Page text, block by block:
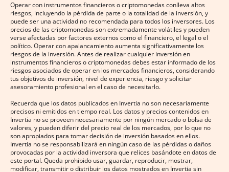
Operar con instrumentos financieros o criptomonedas conlleva altos
riesgos, incluyendo la pérdida de parte o la totalidad de la inversión, y
puede ser una actividad no recomendada para todos los inversores. Los
precios de las criptomonedas son extremadamente volátiles y pueden
verse afectadas por factores externos como el financiero, el legal o el
político. Operar con apalancamiento aumenta significativamente los
riesgos de la inversión. Antes de realizar cualquier inversión en
instrumentos financieros o criptomonedas debes estar informado de los
riesgos asociados de operar en los mercados financieros, considerando
tus objetivos de inversión, nivel de experiencia, riesgo y solicitar
asesoramiento profesional en el caso de necesitarlo.
Recuerda que los datos publicados en Invertia no son necesariamente
precisos ni emitidos en tiempo real. Los datos y precios contenidos en
Invertia no se proveen necesariamente por ningún mercado o bolsa de
valores, y pueden diferir del precio real de los mercados, por lo que no
son apropiados para tomar decisión de inversión basados en ellos.
Invertia no se responsabilizará en ningún caso de las pérdidas o daños
provocadas por la actividad inversora que relices basándote en datos de
este portal. Queda prohibido usar, guardar, reproducir, mostrar,
modificar, transmitir o distribuir los datos mostrados en Invertia sin